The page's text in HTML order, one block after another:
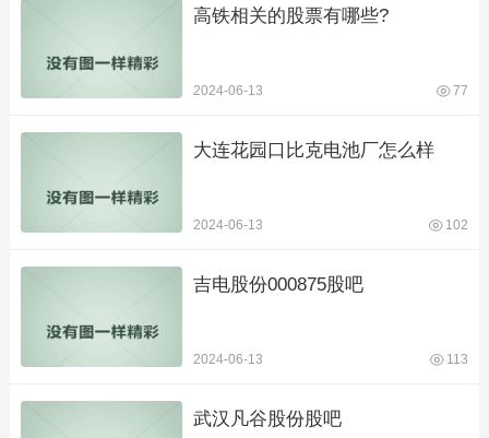
高铁相关的股票有哪些?
2024-06-13 77
大连花园口比克电池厂怎么样
2024-06-13 102
吉电股份000875股吧
2024-06-13 113
武汉凡谷股份股吧